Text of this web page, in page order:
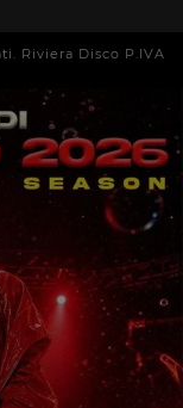
Riviera Disco P.IVA